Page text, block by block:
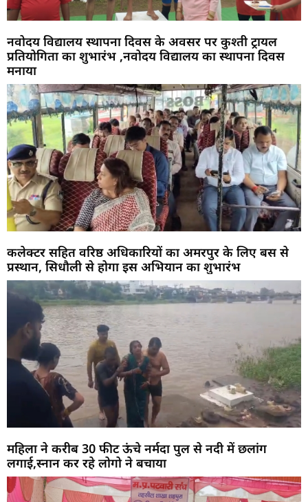
नवोदय विद्यालय स्थापना दिवस के अवसर पर कुश्ती ट्रायल
प्रतियोगिता का शुभारंभ ,नवोदय विद्यालय का स्थापना दिवस
मनाया
कलेक्टर सहित वरिष्ठ अधिकारियों का अमरपुर के लिए बस से
प्रस्थान, सिधौली से होगा इस अभियान का शुभारंभ
महिला ने करीब 30 फीट ऊंचे नर्मदा पुल से नदी में छलांग
लगाई,स्नान कर रहे लोगो ने बचाया